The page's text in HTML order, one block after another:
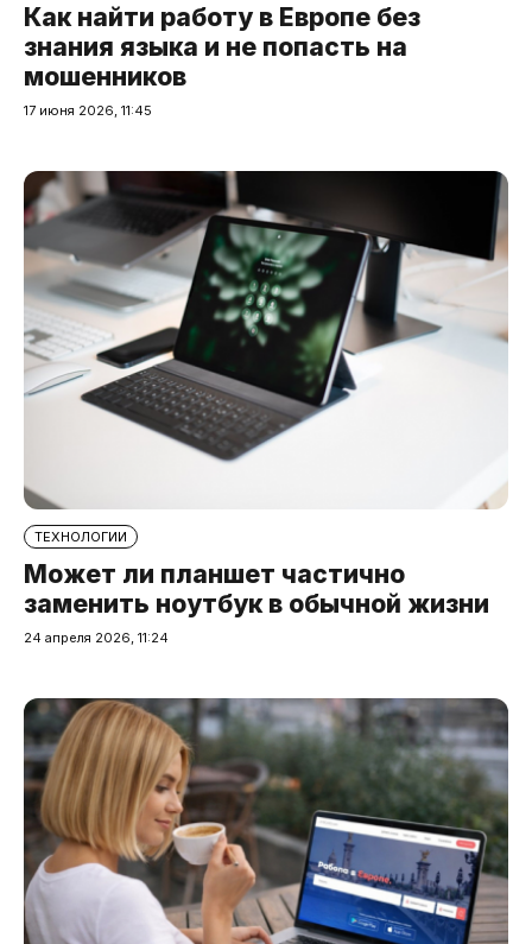
Как найти работу в Европе без
знания языка и не попасть на
мошенников
17 июня 2026, 11:45
ТЕХНОЛОГИИ
Может ли планшет частично
заменить ноутбук в обычной жизни
24 апреля 2026, 11:24